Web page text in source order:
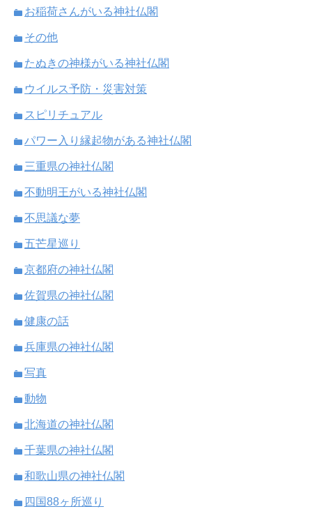
お稲荷さんがいる神社仏閣
その他
たぬきの神様がいる神社仏閣
ウイルス予防・災害対策
スピリチュアル
パワー入り縁起物がある神社仏閣
三重県の神社仏閣
不動明王がいる神社仏閣
不思議な夢
五芒星巡り
京都府の神社仏閣
佐賀県の神社仏閣
健康の話
兵庫県の神社仏閣
写真
動物
北海道の神社仏閣
千葉県の神社仏閣
和歌山県の神社仏閣
四国88ヶ所巡り